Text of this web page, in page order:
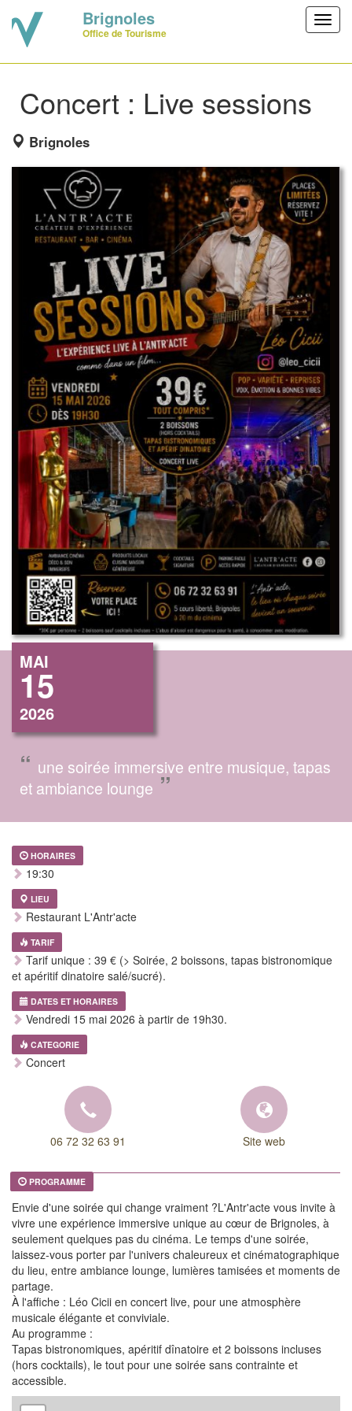
Brignoles
Office de Tourisme
Concert : Live sessions
Brignoles
MAI
15
2026
“ une soirée immersive entre musique, tapas
et ambiance lounge ”
HORAIRES
19:30
LIEU
Restaurant L'Antr'acte
TARIF
Tarif unique : 39 € (> Soirée, 2 boissons, tapas bistronomique
et apéritif dinatoire salé/sucré).
DATES ET HORAIRES
Vendredi 15 mai 2026 à partir de 19h30.
CATEGORIE
Concert
06 72 32 63 91 Site web
PROGRAMME
Envie d'une soirée qui change vraiment ?L'Antr'acte vous invite à
vivre une expérience immersive unique au cœur de Brignoles, à
seulement quelques pas du cinéma. Le temps d'une soirée,
laissez-vous porter par l'univers chaleureux et cinématographique
du lieu, entre ambiance lounge, lumières tamisées et moments de
partage.
À l'affiche : Léo Cicii en concert live, pour une atmosphère
musicale élégante et conviviale.
Au programme :
Tapas bistronomiques, apéritif dînatoire et 2 boissons incluses
(hors cocktails), le tout pour une soirée sans contrainte et
accessible.